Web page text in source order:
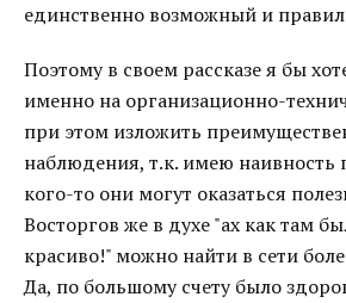
единственно возможный и
Поэтому в своем рассказе я бы
именно на организационно-
при этом изложить
наблюдения, т.к. имею наивность
кого-то они могут оказаться
Восторгов же в духе "ах как там
красиво!" можно найти в сети
Да, по большому счету было